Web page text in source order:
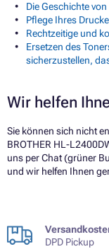
Die Geschichte
Pflege Ihres
Rechtzeitige und
Ersetzen des
sicherzustellen,
Wir helfen
Sie können sich nicht
BROTHER HL-
uns per Chat (grüner
und wir helfen Ihnen
DPD Pickup